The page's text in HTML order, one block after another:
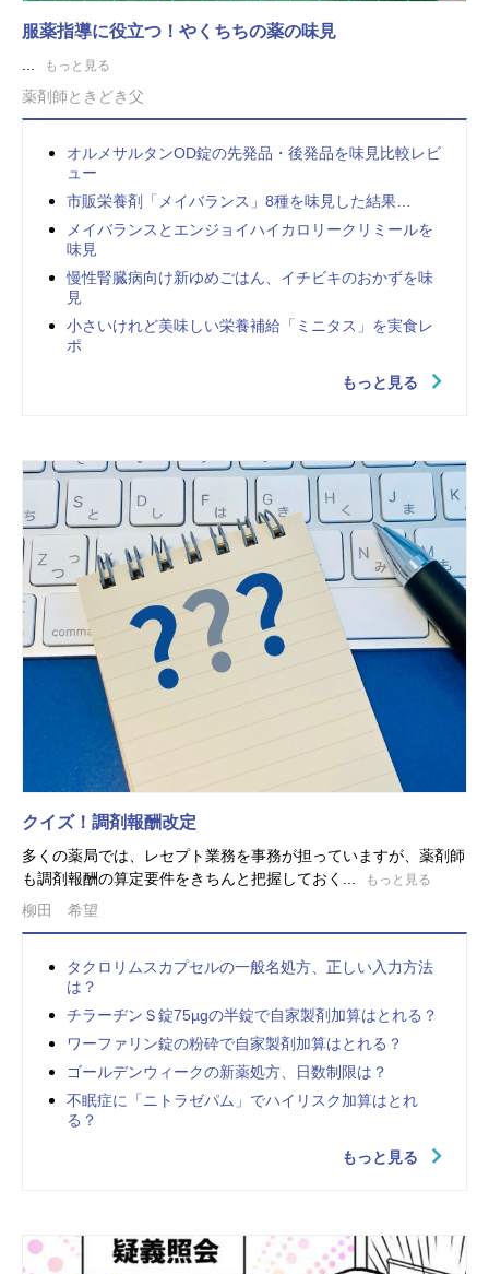
服薬指導に役立つ！やくちちの薬の味見
もっと見る
薬剤師ときどき父
オルメサルタンOD錠の先発品・後発品を味見比較レビ
ュー
市販栄養剤「メイバランス」8種を味見した結果…
メイバランスとエンジョイハイカロリークリミールを
味見
慢性腎臓病向け新ゆめごはん、イチビキのおかずを味
見
小さいけれど美味しい栄養補給「ミニタス」を実食レ
ポ
もっと見る
クイズ！調剤報酬改定
多くの薬局では、レセプト業務を事務が担っていますが、薬剤師
も調剤報酬の算定要件をきちんと把握しておく...
もっと見る
柳田 希望
タクロリムスカプセルの一般名処方、正しい入力方法
は？
チラーヂンＳ錠75µgの半錠で自家製剤加算はとれる？
ワーファリン錠の粉砕で自家製剤加算はとれる？
ゴールデンウィークの新薬処方、日数制限は？
不眠症に「ニトラゼパム」でハイリスク加算はとれ
る？
もっと見る